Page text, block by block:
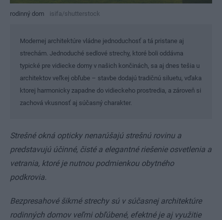
rodinný dom isifa/shutterstock
Modernej architektúre vládne jednoduchosť a tá pristane aj
strechám. Jednoduché sedlové strechy, ktoré boli oddávna
typické pre vidiecke domy v našich končinách, sa aj dnes tešia u
architektov veľkej obľube – stavbe dodajú tradičnú siluetu, vďaka
ktorej harmonicky zapadne do vidieckeho prostredia, a zároveň si
zachová vkusnosť aj súčasný charakter.
Strešné okná opticky nenarúšajú strešnú rovinu a
predstavujú účinné, čisté a elegantné riešenie osvetlenia a
vetrania, ktoré je nutnou podmienkou obytného
podkrovia.
Bezpresahové šikmé strechy sú v súčasnej architektúre
rodinných domov veľmi obľúbené, efektné je aj využitie